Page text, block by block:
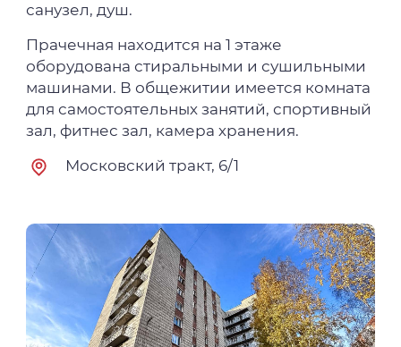
санузел, душ.
Прачечная находится на 1 этаже
оборудована стиральными и сушильными
машинами. В общежитии имеется комната
для самостоятельных занятий, спортивный
зал, фитнес зал, камера хранения.
Московский тракт, 6/1